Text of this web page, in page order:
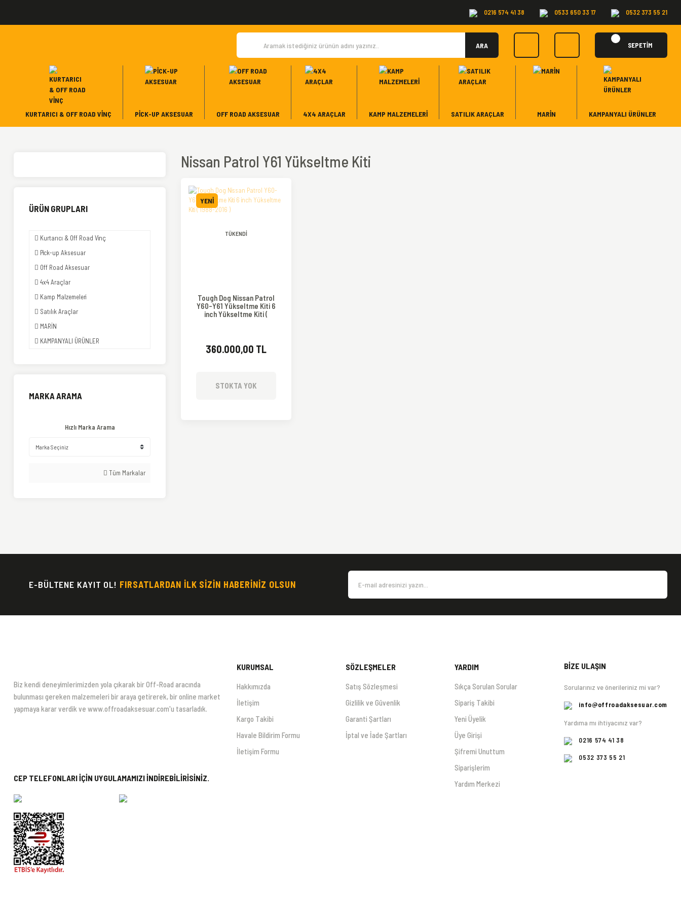
0216 574 41 38 0533 650 33 17 0532 373 55 21
ARA SEPETİM
KURTARICI & OFF ROAD VINÇ PICK-UP AKSESUAR OFF ROAD AKSESUAR 4X4 ARAÇLAR KAMP MALZEMELERI SATILIK ARAÇLAR MARİN KAMPANYALI ÜRÜNLER
ÜRÜN GRUPLARI
Kurtarıcı & Off Road Vinç
Pick-up Aksesuar
Off Road Aksesuar
4x4 Araçlar
Kamp Malzemeleri
Satılık Araçlar
MARİN
KAMPANYALI ÜRÜNLER
MARKA ARAMA
Hızlı Marka Arama
Tüm Markalar
Nissan Patrol Y61 Yükseltme Kiti
YENİ
TÜKENDİ
Tough Dog Nissan Patrol
Y60-Y61 Yükseltme Kiti 6
inch Yükseltme Kiti (
360.000,00 TL
STOKTA YOK
E-BÜLTENE KAYIT OL! FIRSATLARDAN İLK SİZİN HABERİNİZ OLSUN
Biz kendi deneyimlerimizden yola çıkarak bir Off-Road aracında
bulunması gereken malzemeleri bir araya getirerek, bir online market
yapmaya karar verdik ve www.offroadaksesuar.com'u tasarladık.
CEP TELEFONLARI İÇİN UYGULAMAMIZI İNDİREBİLİRİSİNİZ.
KURUMSAL
Hakkımızda
İletişim
Kargo Takibi
Havale Bildirim Formu
İletişim Formu
SÖZLEŞMELER
Satış Sözleşmesi
Gizlilik ve Güvenlik
Garanti Şartları
İptal ve İade Şartları
YARDIM
Sıkça Sorulan Sorular
Sipariş Takibi
Yeni Üyelik
Üye Girişi
Şifremi Unuttum
Siparişlerim
Yardım Merkezi
BİZE ULAŞIN
Sorularınız ve önerileriniz mi var?
info@offroadaksesuar.com
Yardıma mı ihtiyacınız var?
0216 574 41 38
0532 373 55 21